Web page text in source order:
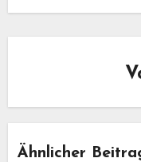
Ähnlicher